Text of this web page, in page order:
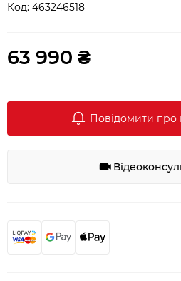
Код: 463246518
63 990 ₴
Повідомити про